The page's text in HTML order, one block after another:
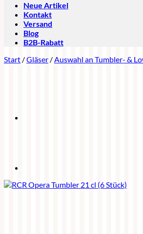
Neue Artikel
Kontakt
Versand
Blog
B2B-Rabatt
Start /Gläser /Auswahl an Tumbler- &